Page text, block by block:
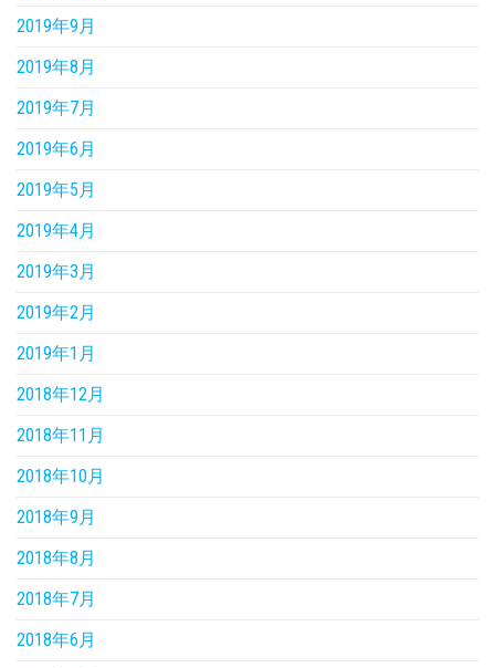
2019年9月
2019年8月
2019年7月
2019年6月
2019年5月
2019年4月
2019年3月
2019年2月
2019年1月
2018年12月
2018年11月
2018年10月
2018年9月
2018年8月
2018年7月
2018年6月